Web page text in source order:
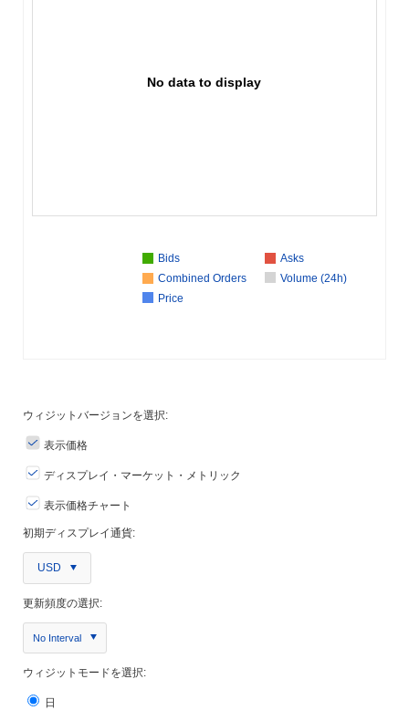
No data to display
Bids
Asks
Combined Orders
Volume (24h)
Price
ウィジットバージョンを選択:
表示価格
ディスプレイ・マーケット・メトリック
表示価格チャート
初期ディスプレイ通貨:
USD
更新頻度の選択:
No Interval
ウィジットモードを選択:
日